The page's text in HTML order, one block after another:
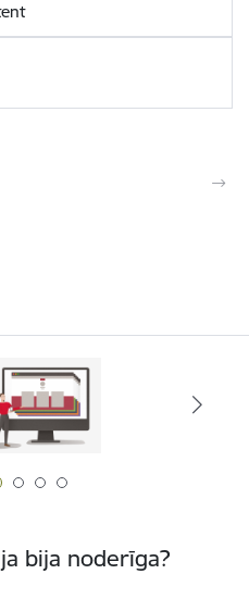
bija noderīga?